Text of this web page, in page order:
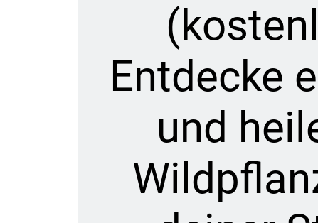
Entdecke
und